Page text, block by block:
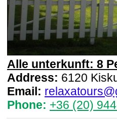
Alle unterkunft: 8
Address: 6120
Email:
Phone: +36 (20)